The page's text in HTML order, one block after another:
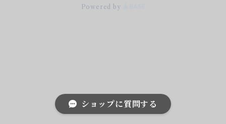
Powered by
ショップに質問する